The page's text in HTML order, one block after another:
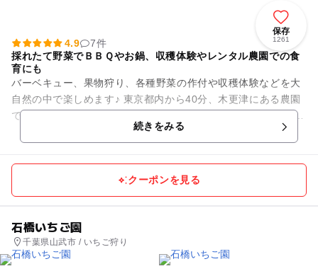
保存
1261
4.9
7件
採れたて野菜でＢＢＱやお鍋、収穫体験やレンタル農園での食
育にも
バーベキュー、果物狩り、各種野菜の作付や収穫体験などを大
自然の中で楽しめます♪ 東京都内から40分、木更津にある農園
です。アウトレットやイオンモール木更津から近く 野菜の収穫
続きをみる
クーポンを見る
石橋いちご園
千葉県山武市 / いちご狩り